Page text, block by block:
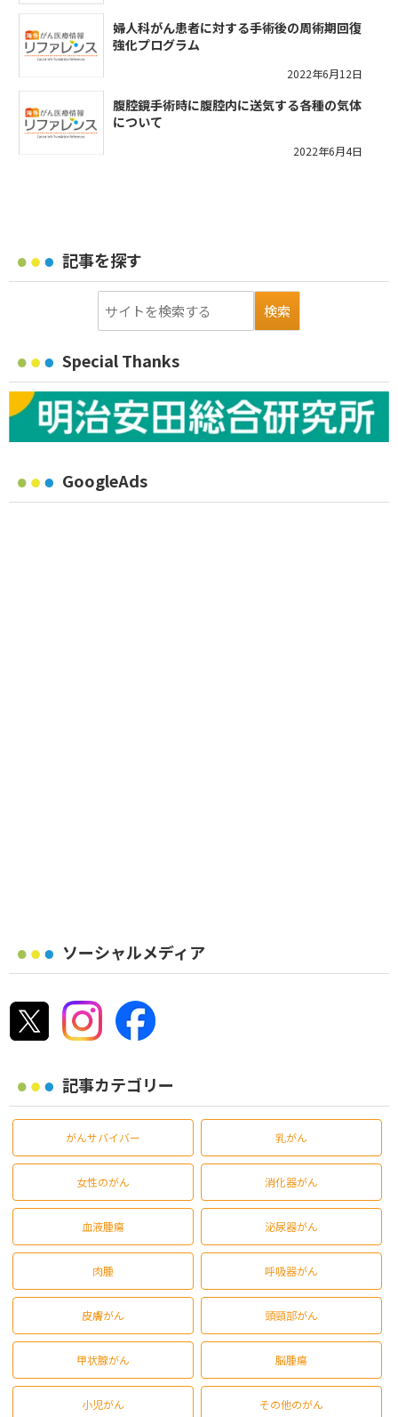
婦人科がん患者に対する手術後の周術期回復
強化プログラム
2022年6月12日
腹腔鏡手術時に腹腔内に送気する各種の気体
について
2022年6月4日
記事を探す
Special Thanks
GoogleAds
ソーシャルメディア
記事カテゴリー
がんサバイバー 乳がん
女性のがん 消化器がん
血液腫瘍 泌尿器がん
肉腫 呼吸器がん
皮膚がん 頭頸部がん
甲状腺がん 脳腫瘍
小児がん その他のがん